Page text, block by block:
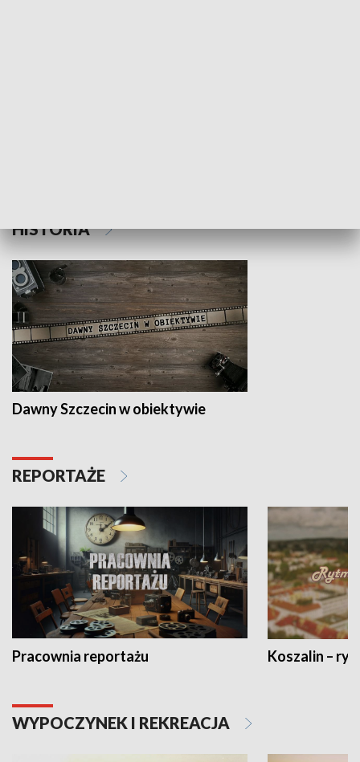
HISTORIA
Dawny Szczecin w obiektywie
REPORTAŻE
Pracownia reportażu Koszalin –
WYPOCZYNEK I REKREACJA